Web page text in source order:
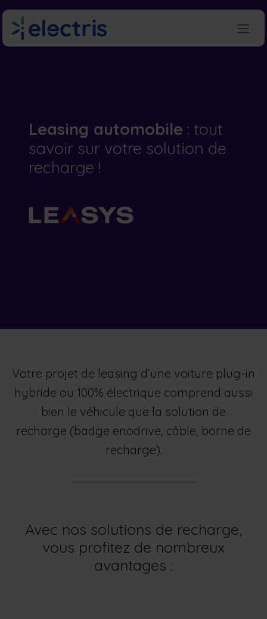
Se rendre au contenu
Leasing automobile : tout
savoir sur votre solution de
recharge !
Votre projet de leasing d’une ​voiture plug-in
hybride ou 100% électrique comprend aussi
bien le véhicule que la solution de
recharge (badge enodrive, câble, borne de
recharge).
Avec nos solutions de recharge,
vous profitez de nombreux
avantages :